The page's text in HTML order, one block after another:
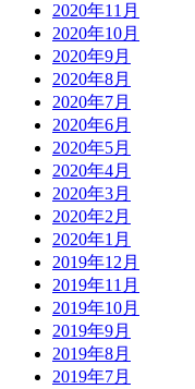
2020年11月
2020年10月
2020年9月
2020年8月
2020年7月
2020年6月
2020年5月
2020年4月
2020年3月
2020年2月
2020年1月
2019年12月
2019年11月
2019年10月
2019年9月
2019年8月
2019年7月